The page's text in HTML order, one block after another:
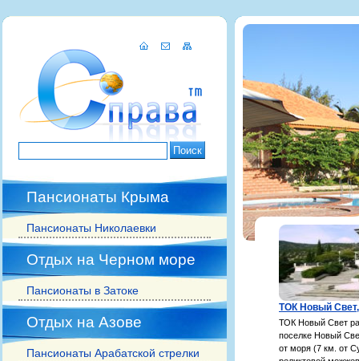
Пансионаты Крыма
Пансионаты Николаевки
Отдых на Черном море
Пансионаты в Затоке
Отдых на Азове
Пансионаты Арабатской стрелки
ТОК Новый
ТОК Новый Свет
поселке Новый
от моря (7 км. от